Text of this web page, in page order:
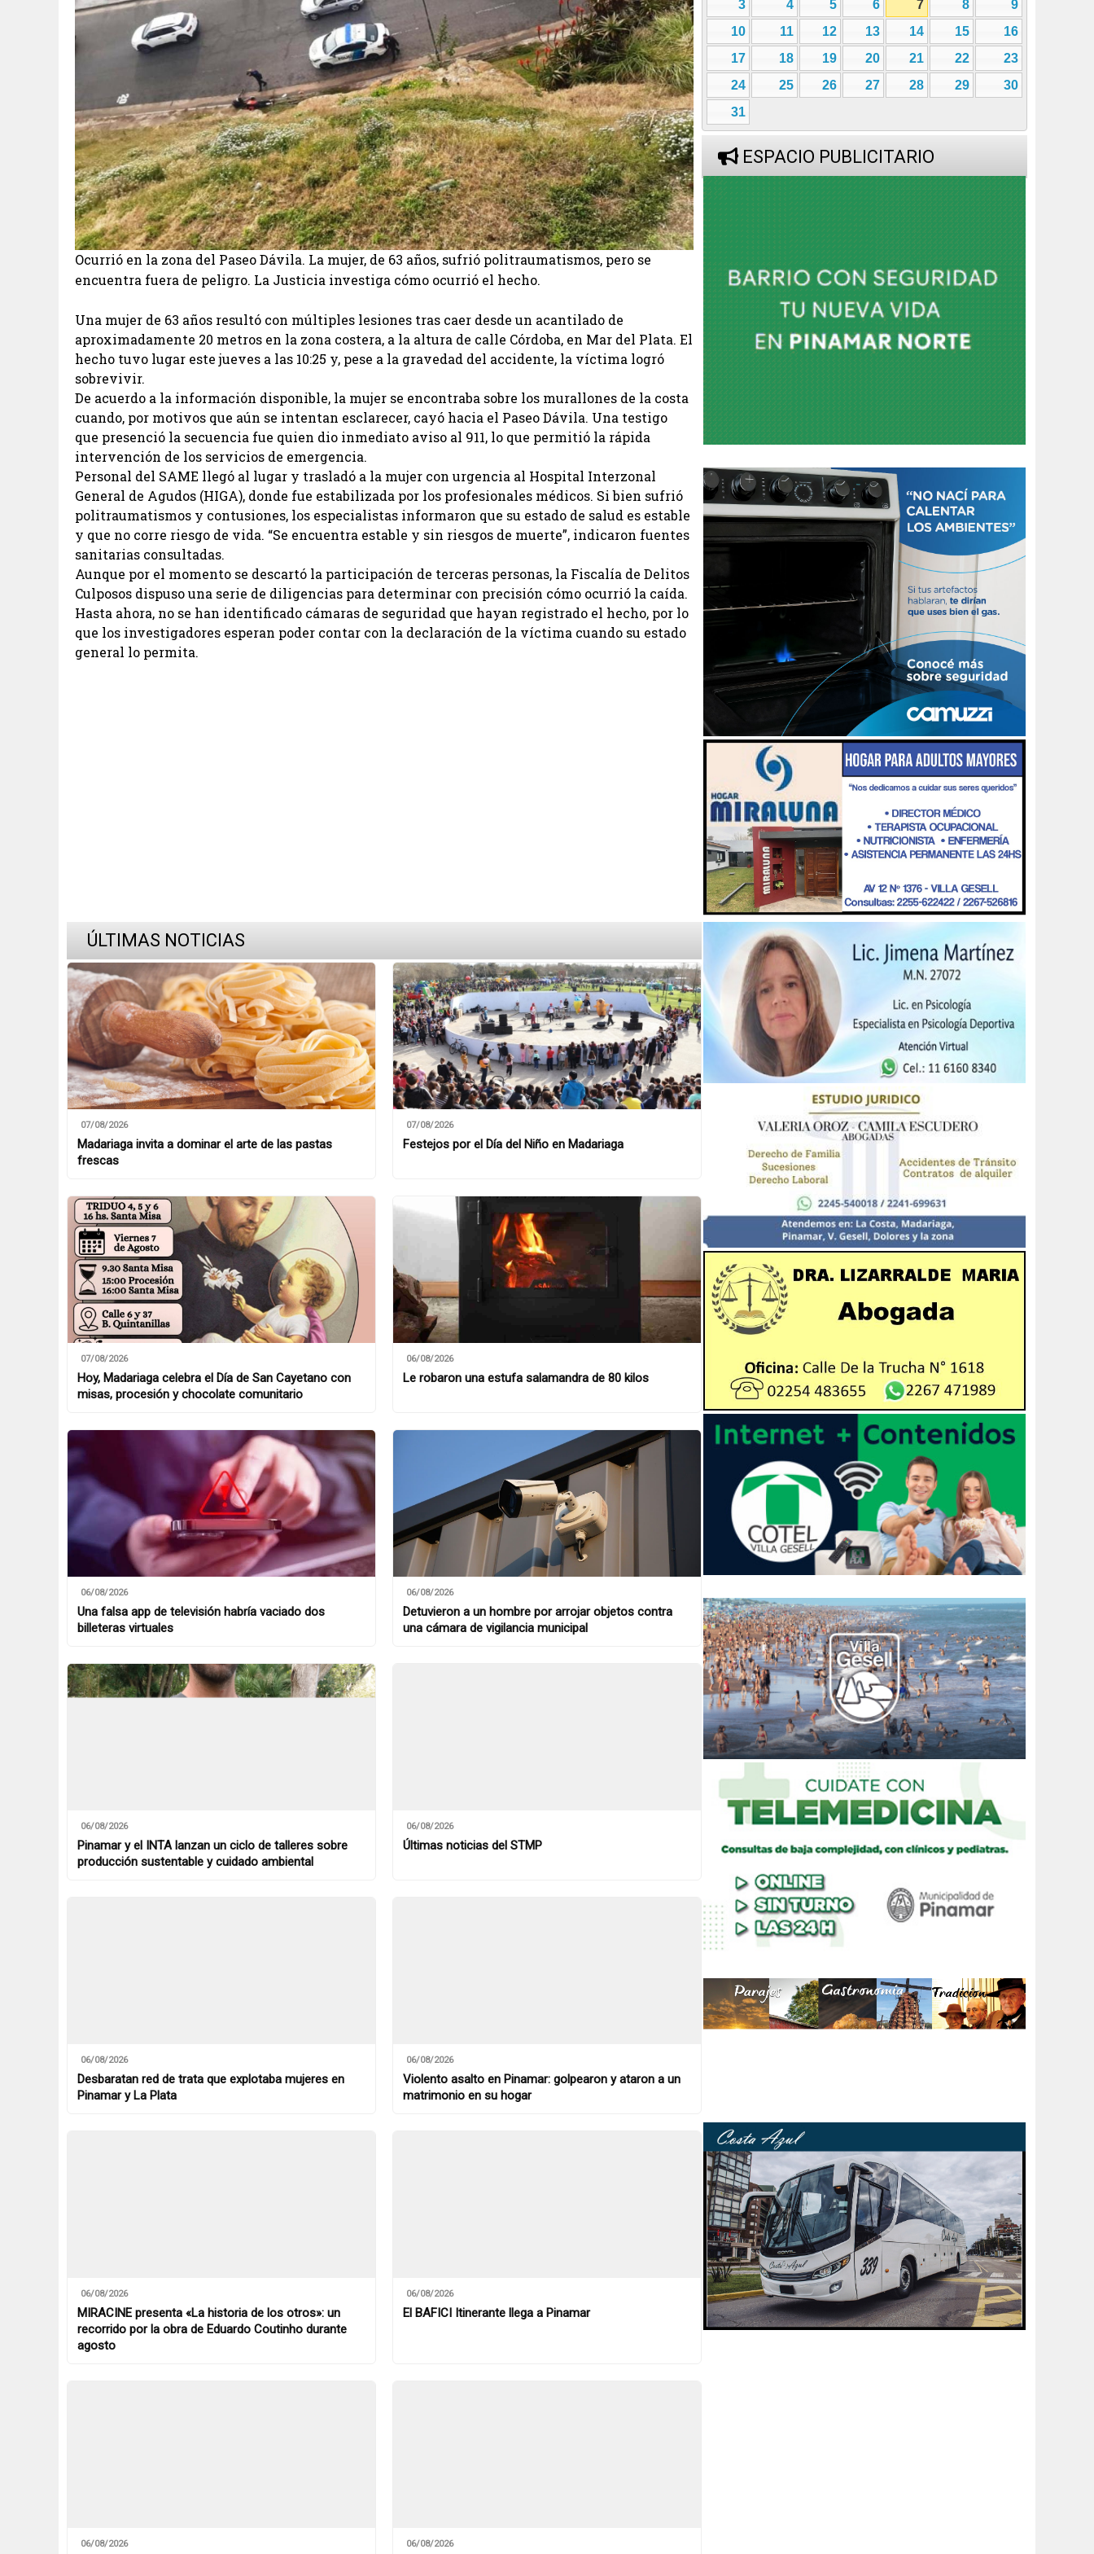
Ocurrió en la zona del Paseo Dávila. La mujer, de 63 años, sufrió politraumatismos, pero se
encuentra fuera de peligro. La Justicia investiga cómo ocurrió el hecho.
Una mujer de 63 años resultó con múltiples lesiones tras caer desde un acantilado de
aproximadamente 20 metros en la zona costera, a la altura de calle Córdoba, en Mar del Plata. El
hecho tuvo lugar este jueves a las 10:25 y, pese a la gravedad del accidente, la víctima logró
sobrevivir.
De acuerdo a la información disponible, la mujer se encontraba sobre los murallones de la costa
cuando, por motivos que aún se intentan esclarecer, cayó hacia el Paseo Dávila. Una testigo
que presenció la secuencia fue quien dio inmediato aviso al 911, lo que permitió la rápida
intervención de los servicios de emergencia.
Personal del SAME llegó al lugar y trasladó a la mujer con urgencia al Hospital Interzonal
General de Agudos (HIGA), donde fue estabilizada por los profesionales médicos. Si bien sufrió
politraumatismos y contusiones, los especialistas informaron que su estado de salud es estable
y que no corre riesgo de vida. “Se encuentra estable y sin riesgos de muerte”, indicaron fuentes
sanitarias consultadas.
Aunque por el momento se descartó la participación de terceras personas, la Fiscalía de Delitos
Culposos dispuso una serie de diligencias para determinar con precisión cómo ocurrió la caída.
Hasta ahora, no se han identificado cámaras de seguridad que hayan registrado el hecho, por lo
que los investigadores esperan poder contar con la declaración de la víctima cuando su estado
general lo permita.
ÚLTIMAS NOTICIAS
07/08/2026
Madariaga invita a dominar el arte de las pastas
frescas
07/08/2026
Festejos por el Día del Niño en Madariaga
07/08/2026
Hoy, Madariaga celebra el Día de San Cayetano con
misas, procesión y chocolate comunitario
06/08/2026
Le robaron una estufa salamandra de 80 kilos
06/08/2026
Una falsa app de televisión habría vaciado dos
billeteras virtuales
06/08/2026
Detuvieron a un hombre por arrojar objetos contra
una cámara de vigilancia municipal
06/08/2026
Pinamar y el INTA lanzan un ciclo de talleres sobre
producción sustentable y cuidado ambiental
06/08/2026
Últimas noticias del STMP
06/08/2026
Desbaratan red de trata que explotaba mujeres en
Pinamar y La Plata
06/08/2026
Violento asalto en Pinamar: golpearon y ataron a un
matrimonio en su hogar
06/08/2026
MIRACINE presenta «La historia de los otros»: un
recorrido por la obra de Eduardo Coutinho durante
agosto
06/08/2026
El BAFICI Itinerante llega a Pinamar
06/08/2026 06/08/2026
3
4 5 6 7 8
9
10
11 12 13 14 15
16
17
18 19 20 21 22
23
24
25 26 27 28 29
30
31
ESPACIO PUBLICITARIO